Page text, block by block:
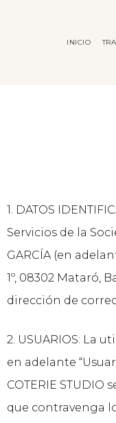
INICIO
1. DATOS
Servicios de la
GARCÍA (en
1º, 08302 Mataró,
dirección de
2. USUARIOS: La
en adelante
COTERIE
que contravenga